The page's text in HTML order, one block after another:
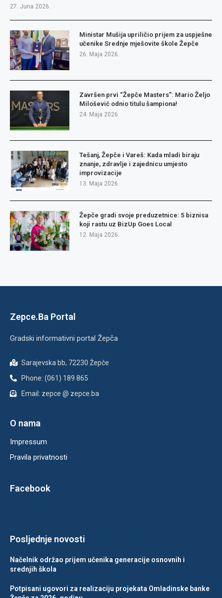
27. Juna 2026.
Ministar Mušija upriličio prijem za uspješne
učenike Srednje mješovite škole Žepče
26. Maja 2026.
Završen prvi “Žepče Masters”: Mario Željo
Milošević odnio titulu šampiona!
24. Maja 2026.
Tešanj, Žepče i Vareš: Kada mladi biraju
znanje, zdravlje i zajednicu umjesto
improvizacije
13. Maja 2026.
Žepče gradi svoje preduzetnice: 5 biznisa
koji rastu uz BizUp Goes Local
12. Maja 2026.
Zepce.Ba Portal
Gradski informativni portal Žepča
Sarajevska bb, 72230 Žepče
Phone: (061) 189 865
Email: zepce @ zepce.ba
O nama
Impressum
Pravila privatnosti
Facebook
Posljednje novosti
Načelnik održao prijem učenika generacije osnovnih i
srednjih škola
Potpisani ugovori za realizaciju projekata Omladinske banke